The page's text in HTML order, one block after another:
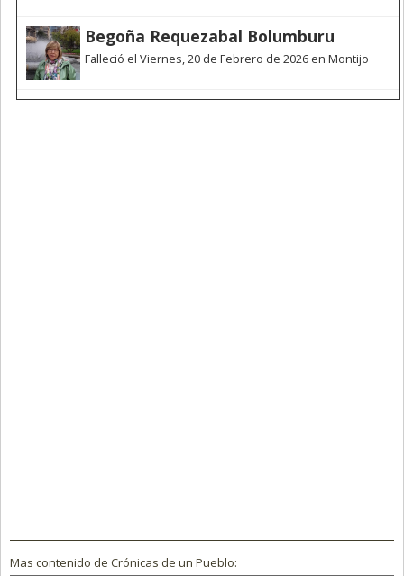
Begoña Requezabal Bolumburu
Falleció el Viernes, 20 de Febrero de 2026 en Montijo
Mas contenido de Crónicas de un Pueblo: